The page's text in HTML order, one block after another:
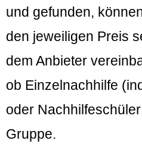
und gefunden,
den jeweiligen Preis
dem Anbieter
ob Einzelnachhilfe
oder
Gruppe.